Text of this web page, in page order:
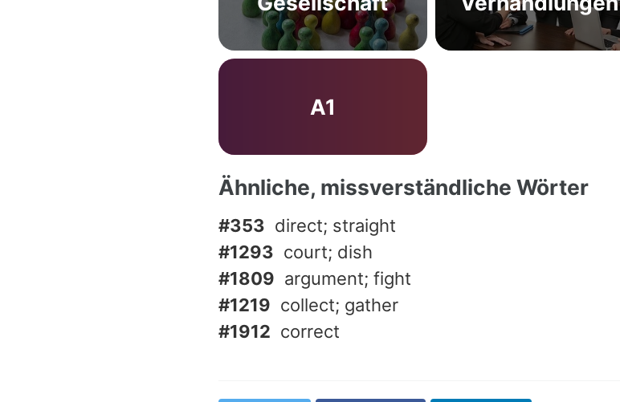
A1
Ähnliche, missverständliche Wörter
#353 direct; straight
#1293 court; dish
#1809 argument; fight
#1219 collect; gather
#1912 correct